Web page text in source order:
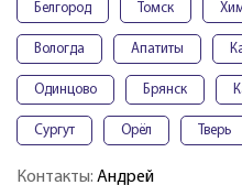
Белгород Томск
Вологда Апатиты
Одинцово Брянск
Сургут Орёл Тверь
Контакты: Андрей